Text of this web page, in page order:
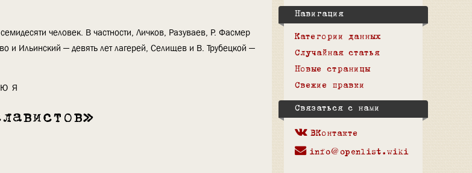
человек. В частности, Личков, Разуваев, Р. Фасмер
и Ильинский — девять лет лагерей, Селищев и В. Трубецкой —
Ю Я
Навигация
Категории данных
Случайная статья
Новые страницы
Свежие правки
Связаться с нами
ВКонтакте
info@openlist.wiki